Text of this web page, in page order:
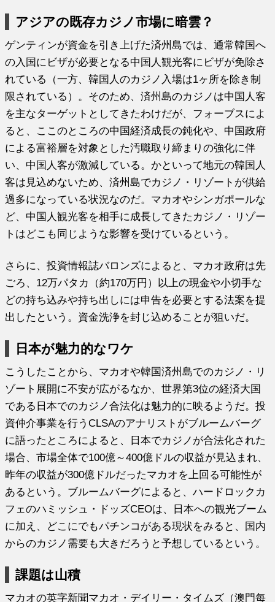
アジアの既存カジノ市場に暗雲？
ゲンティンが資金を引き上げた済州島では、通常韓国へ
の入国にビザが必要となる中国人観光客にビザが免除さ
れている（一方、韓国人のカジノ入場は1ヶ所を除き制
限されている）。そのため、済州島のカジノは中国人客
を主なターゲットとしてきたわけだが、フォーブスによ
ると、ここのところの中国経済成長の鈍化や、中国政府
による富裕層を対象とした汚職取り締まりの強化に伴
い、中国人客が激減している。かといって地元の韓国人
客は見込めないため、済州島でカジノ・リゾートが供給
過多になっている状況なのだ。マカオやシンガポールな
ど、中国人観光客を相手に成長してきたカジノ・リゾー
トはどこも同じような影響を受けているという。
さらに、投資情報誌バロンズによると、マカオ政府は先
ごろ、12万パタカ（約170万円）以上の現金や小切手な
どの持ち込みや持ち出しには申告を必要とする法案を提
出したという。資金洗浄を封じ込めることが狙いだ。
日本が魅力的なワケ
こうしたことから、マカオや韓国済州島でのカジノ・リ
ゾート展開に不安が広がるなか、世界第3位の経済大国
である日本でのカジノ合法化は魅力的に映るようだ。投
資仲介事業を行うCLSAのアナリストがブルームバーグ
に語ったところによると、日本でカジノが合法化された
場合、市場全体で100億～400億ドルの収益が見込まれ、
昨年の収益が300億ドルだったマカオを上回る可能性が
あるという。ブルームバーグによると、ハードロックカ
フェのハミッシュ・ドッズCEOは、日本への観光ブーム
に加え、どこにでもパチンコがある現状をみると、国内
からのカジノ需要も大きだろうと予想しているという。
課題は山積
マカオの英字新聞マカオ・デイリー・タイムズ（澳門每